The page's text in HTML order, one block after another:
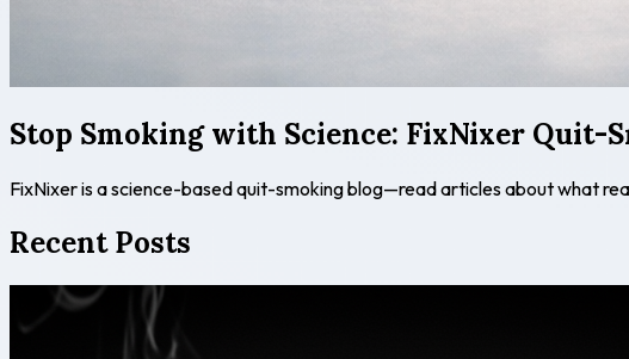
Stop Smoking with Science: FixNixer Quit-
FixNixer is a science-based quit-smoking blog—read articles about what
Recent Posts